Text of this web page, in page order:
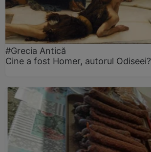
#Grecia Antică
Cine a fost Homer, autorul Odiseei?